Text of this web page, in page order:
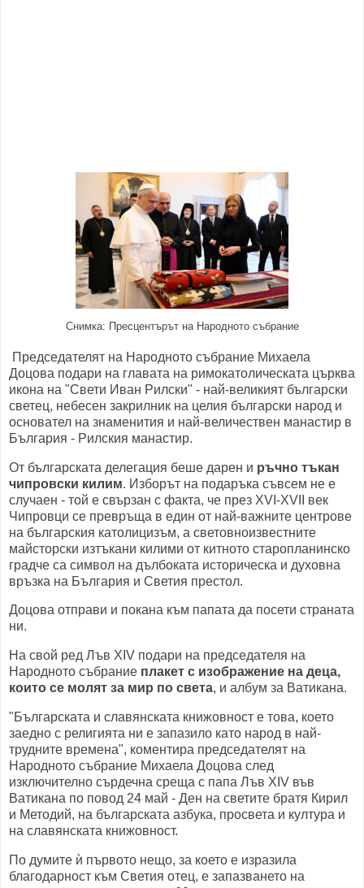
Снимка: Пресцентърът на Народното събрание
Председателят на Народното събрание Михаела
Доцова подари на главата на римокатолическата църква
икона на "Свети Иван Рилски" - най-великият български
светец, небесен закрилник на целия български народ и
основател на знаменития и най-величествен манастир в
България - Рилския манастир.
От българската делегация беше дарен и ръчно тъкан
чипровски килим. Изборът на подаръка съвсем не е
случаен - той е свързан с факта, че през XVI-XVII век
Чипровци се превръща в един от най-важните центрове
на българския католицизъм, а световноизвестните
майсторски изтъкани килими от китното старопланинско
градче са символ на дълбоката историческа и духовна
връзка на България и Светия престол.
Доцова отправи и покана към папата да посети страната
ни.
На свой ред Лъв XIV подари на председателя на
Народното събрание плакет с изображение на деца,
които се молят за мир по света, и албум за Ватикана.
"Българската и славянската книжовност е това, което
заедно с религията ни е запазило като народ в най-
трудните времена", коментира председателят на
Народното събрание Михаела Доцова след
изключително сърдечна среща с папа Лъв XIV във
Ватикана по повод 24 май - Ден на светите братя Кирил
и Методий, на българската азбука, просвета и култура и
на славянската книжовност.
По думите ѝ първото нещо, за което е изразила
благодарност към Светия отец, е запазването на